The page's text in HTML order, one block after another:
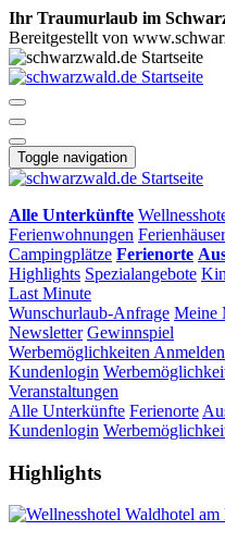
Ihr Traumurlaub im
Bereitgestellt von
Toggle navigation
Alle Unterkünfte
Ferienwohnungen Ferienhäuser
Campingplätze Ferienorte
Highlights Spezialangebote
Last Minute
Wunschurlaub-Anfrage Meine
Newsletter Gewinnspiel
Werbemöglichkeiten Anmelden
Kundenlogin
Veranstaltungen
Alle Unterkünfte Ferienorte
Kundenlogin
Highlights